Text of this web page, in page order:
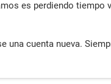
es perdiendo tiempo
una cuenta nueva.